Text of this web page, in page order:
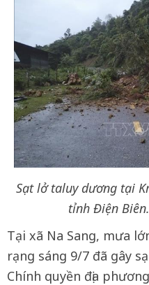
Sạt lở taluy dương tại
tỉnh Điện
Tại xã Na Sang, mưa
rạng sáng 9/7 đã gây
Chính quyền địa